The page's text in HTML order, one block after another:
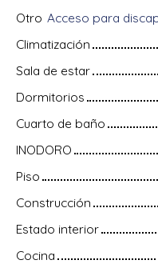
Otro
Climatización
Sala de estar
Dormitorios
Cuarto de baño
INODORO
Piso
Construcción
Estado interior
Cocina